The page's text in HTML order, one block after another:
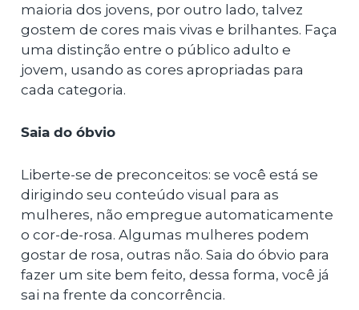
maioria dos jovens, por outro lado, talvez
gostem de cores mais vivas e brilhantes. Faça
uma distinção entre o público adulto e
jovem, usando as cores apropriadas para
cada categoria.
Saia do óbvio
Liberte-se de preconceitos: se você está se
dirigindo seu conteúdo visual para as
mulheres, não empregue automaticamente
o cor-de-rosa. Algumas mulheres podem
gostar de rosa, outras não. Saia do óbvio para
fazer um site bem feito, dessa forma, você já
sai na frente da concorrência.